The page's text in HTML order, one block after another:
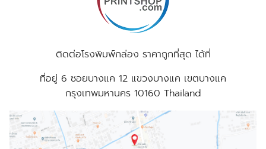
ติดต่อโรงพิมพ์กล่อง ราคาถูกที่สุด ได้ที่
ที่อยู่ 6 ซอยบางแค 12 แขวงบางแค เขตบางแค
กรุงเทพมหานคร 10160 Thailand